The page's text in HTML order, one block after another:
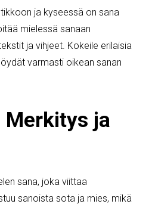
ja kyseessä on sana
mielessä sanaan
ja vihjeet. Kokeile erilaisia
varmasti oikean sanan
Merkitys ja
sana, joka viittaa
sanoista sota ja mies, mikä